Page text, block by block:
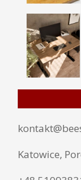
Katowice,